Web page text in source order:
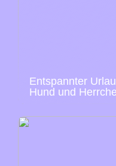
Entspannter
Hund und